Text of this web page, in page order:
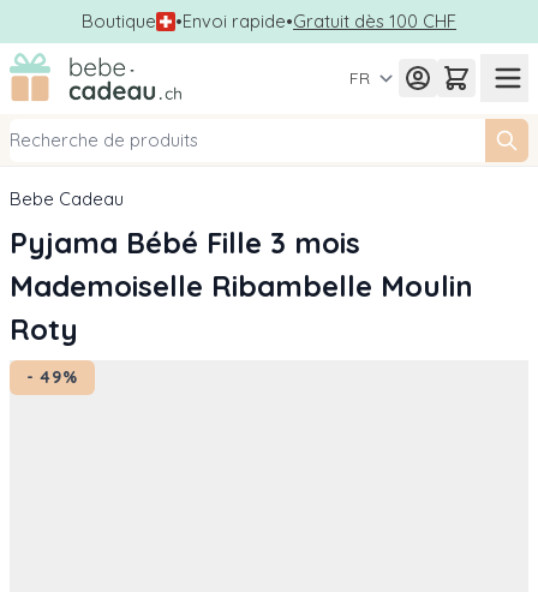
Boutique •Envoi rapide•Gratuit dès 100 CHF
Allez au contenu
FR
Bebe Cadeau
Pyjama Bébé Fille 3 mois
Mademoiselle Ribambelle Moulin
Roty
- 49%